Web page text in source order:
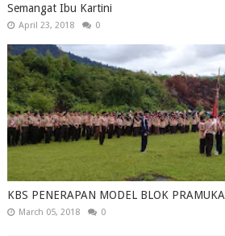
Semangat Ibu Kartini
April 23, 2018 0
KBS PENERAPAN MODEL BLOK PRAMUKA
March 05, 2018 0